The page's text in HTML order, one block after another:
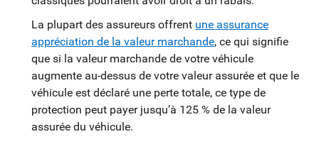
La plupart des assureurs offrent une assurance
appréciation de la valeur marchande, ce qui signifie
que si la valeur marchande de votre véhicule
augmente au-dessus de votre valeur assurée et que le
véhicule est déclaré une perte totale, ce type de
protection peut payer jusqu’à 125 % de la valeur
assurée du véhicule.